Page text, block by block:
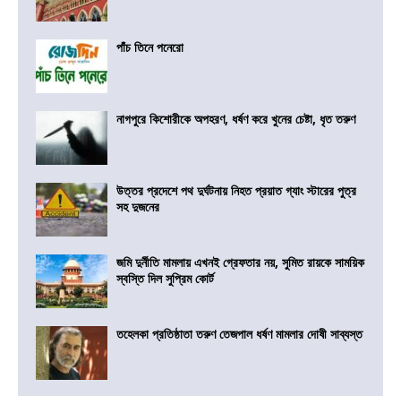
পাঁচ তিনে পনেরো
নাগপুরে কিশোরীকে অপহরণ, ধর্ষণ করে খুনের চেষ্টা, ধৃত তরুণ
উত্তর প্রদেশে পথ দুর্ঘটনায় নিহত প্রয়াত গ্যাং স্টারের পুত্র
সহ দুজনের
জমি দুর্নীতি মামলায় এখনই গ্রেফতার নয়, সুমিত রায়কে সাময়িক
স্বস্তি দিল সুপ্রিম কোর্ট
তহেলকা প্রতিষ্ঠাতা তরুণ তেজপাল ধর্ষণ মামলার দোষী সাব্যস্ত